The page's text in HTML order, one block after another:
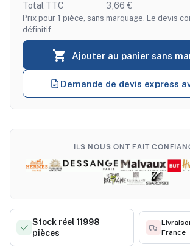
Total TTC
3,66 €
Prix pour 1 pièce, sans marquage. Le devis
définitif.
 Ajouter au panier sans
Demande de devis express
ILS NOUS ONT FAIT
Stock réel 11998
pièces
France